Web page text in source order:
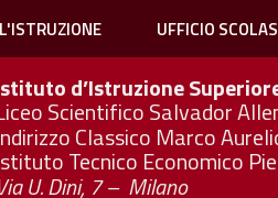
UFFICIO
d’Istruzione
Scientifico Salvador
Classico Marco
Tecnico Economico
U. Dini, 7 – Milano